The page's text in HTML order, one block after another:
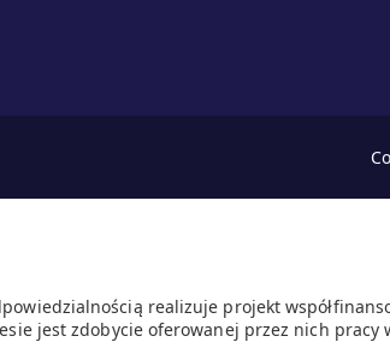
realizuje projekt
jest zdobycie oferowanej przez nich